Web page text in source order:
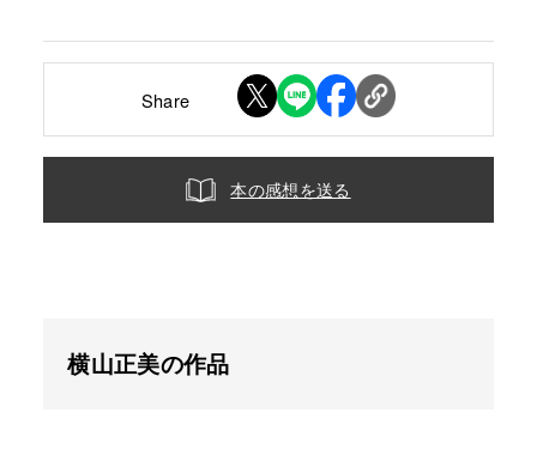
Share
本の感想を送る
横山正美の作品